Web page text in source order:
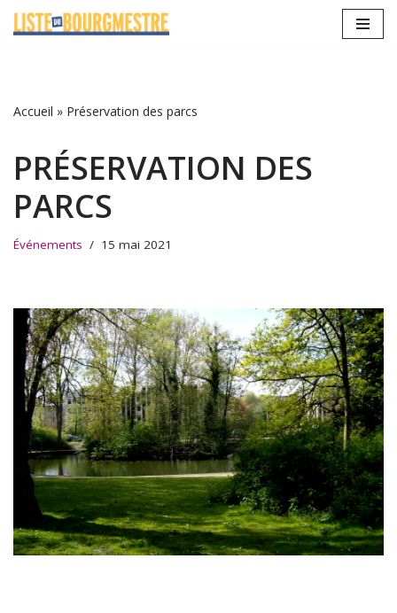
Accueil » Préservation des parcs
PRÉSERVATION DES
PARCS
Événements 15 mai 2021